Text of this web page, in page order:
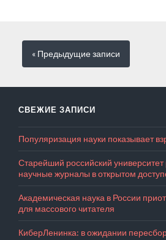
« Предыдущиезаписи
СВЕЖИЕ ЗАПИСИ
Популяризация науки показывает
Старейший российский
научные журналы в открытом
Академическая наука в России
для массового читателя
КиберЛенинка: в ожидании